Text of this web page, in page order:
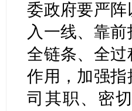
委政府要严
入一线、靠
全链条、全
作用，加强
司其职、密